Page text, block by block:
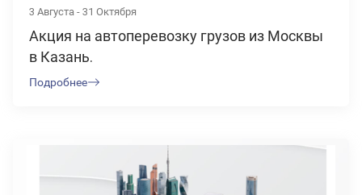
3 Августа - 31 Октября
Акция на автоперевозку грузов из Москвы
в Казань.
Подробнее